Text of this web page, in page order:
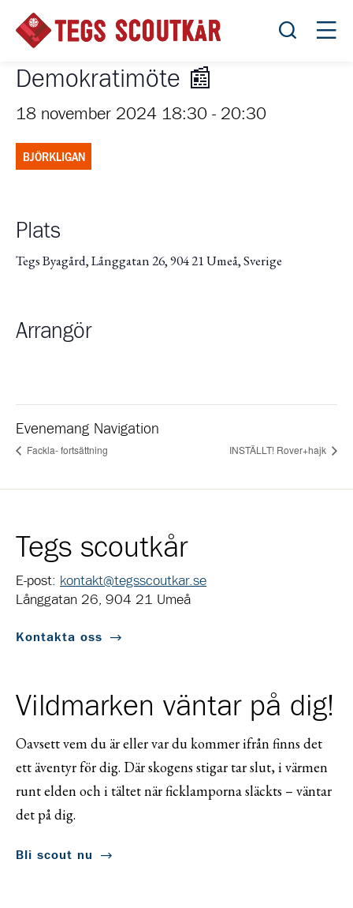
Öppna
Demokratimöte 📰
18 november 2024 18:30 - 20:30
BJÖRKLIGAN
Plats
Tegs Byagård, Långgatan 26, 904 21 Umeå, Sverige
Arrangör
Evenemang Navigation
Fackla- fortsättning INSTÄLLT! Rover+hajk
Tegs scoutkår
E-post: kontakt@tegsscoutkar.se
Långgatan 26, 904 21 Umeå
Kontakta oss
Vildmarken väntar på dig!
Oavsett vem du är eller var du kommer ifrån finns det
ett äventyr för dig. Där skogens stigar tar slut, i värmen
runt elden och i tältet när ficklamporna släckts – väntar
det på dig.
Bli scout nu